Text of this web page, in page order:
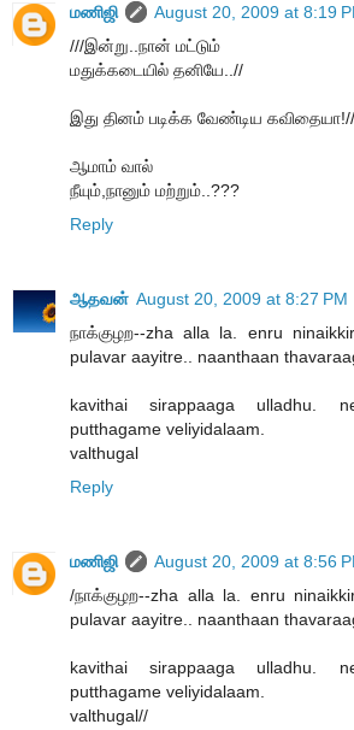
மணிஜி
August 20, 2009 at 8:19
///இன்று..நான் மட்டும்
மதுக்கடையில் தனியே..//
இது தினம் படிக்க வேண்டிய கவிதையா!//
ஆமாம் வால்
நீயும்,நானும் மற்றும்..???
Reply
ஆதவன் August 20, 2009 at 8:27 PM
நாக்குழற--zha alla la. enru
pulavar aayitre.. naanthaan
kavithai sirappaaga ulladhu.
putthagame veliyidalaam.
valthugal
Reply
மணிஜி
August 20, 2009 at 8:56
/நாக்குழற--zha alla la. enru
pulavar aayitre.. naanthaan
kavithai sirappaaga ulladhu.
putthagame veliyidalaam.
valthugal//